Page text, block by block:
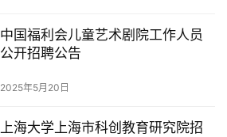
中国福利会儿童艺术剧院工作人员
公开招聘公告
2025年5月20日
上海大学上海市科创教育研究院招